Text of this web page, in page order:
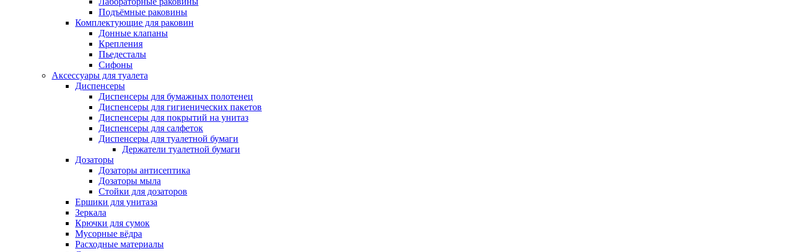
Подъёмные раковины
Комплектующие для раковин
Донные клапаны
Крепления
Пьедесталы
Сифоны
Аксессуары для туалета
Диспенсеры
Диспенсеры для бумажных полотенец
Диспенсеры для гигиенических пакетов
Диспенсеры для покрытий на унитаз
Диспенсеры для салфеток
Диспенсеры для туалетной бумаги
Держатели туалетной бумаги
Дозаторы
Дозаторы антисептика
Дозаторы мыла
Стойки для дозаторов
Ершики для унитаза
Зеркала
Крючки для сумок
Мусорные вёдра
Расходные материалы